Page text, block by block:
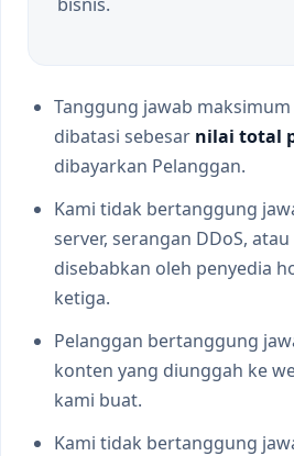
Tanggung jawab
dibatasi sebesar nilai total
dibayarkan Pelanggan.
Kami tidak bertanggung
server, serangan DDoS,
disebabkan oleh penyedia
ketiga.
Pelanggan bertanggung
konten yang diunggah ke
kami buat.
Kami tidak bertanggung